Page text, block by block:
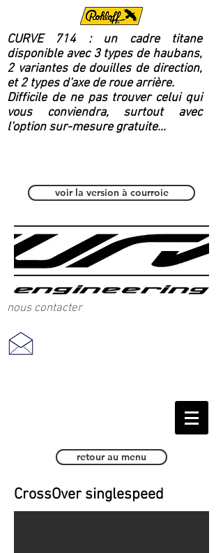
CURVE 714 : un cadre titane
disponible avec 3 types de haubans,
2 variantes de douilles de direction,
et 2 types d'axe de roue arrière.
Difficile de ne pas trouver celui qui
vous conviendra, surtout avec
l'option sur-mesure gratuite...
voir la version à courroie
nous contacter
retour au menu
CrossOver singlespeed